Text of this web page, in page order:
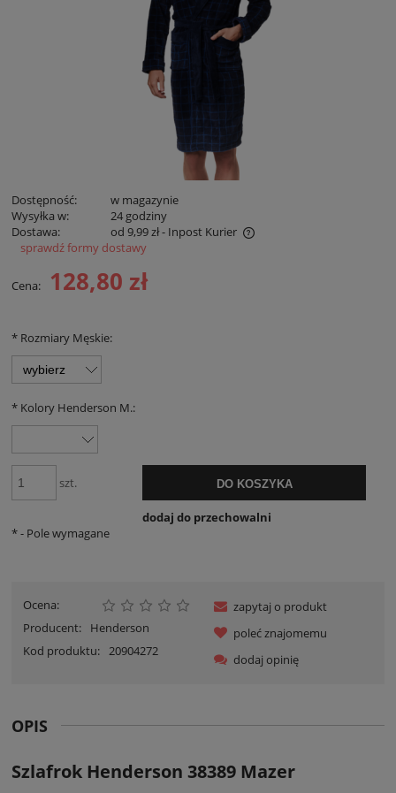
Dostępność:
w magazynie
Wysyłka w:
24 godziny
Dostawa:
od 9,99 zł- Inpost Kurier
Cena zawiera koszty płatności online
sprawdź formy dostawy
Cena: 128,80 zł
* Rozmiary Męskie:
* Kolory Henderson M.:
szt. DO KOSZYKA
dodaj do przechowalni
*- Pole wymagane
Ocena:
Producent:
Henderson
Kod produktu: 20904272
zapytaj o produkt
poleć znajomemu
dodaj opinię
OPIS
Szlafrok Henderson 38389 Mazer